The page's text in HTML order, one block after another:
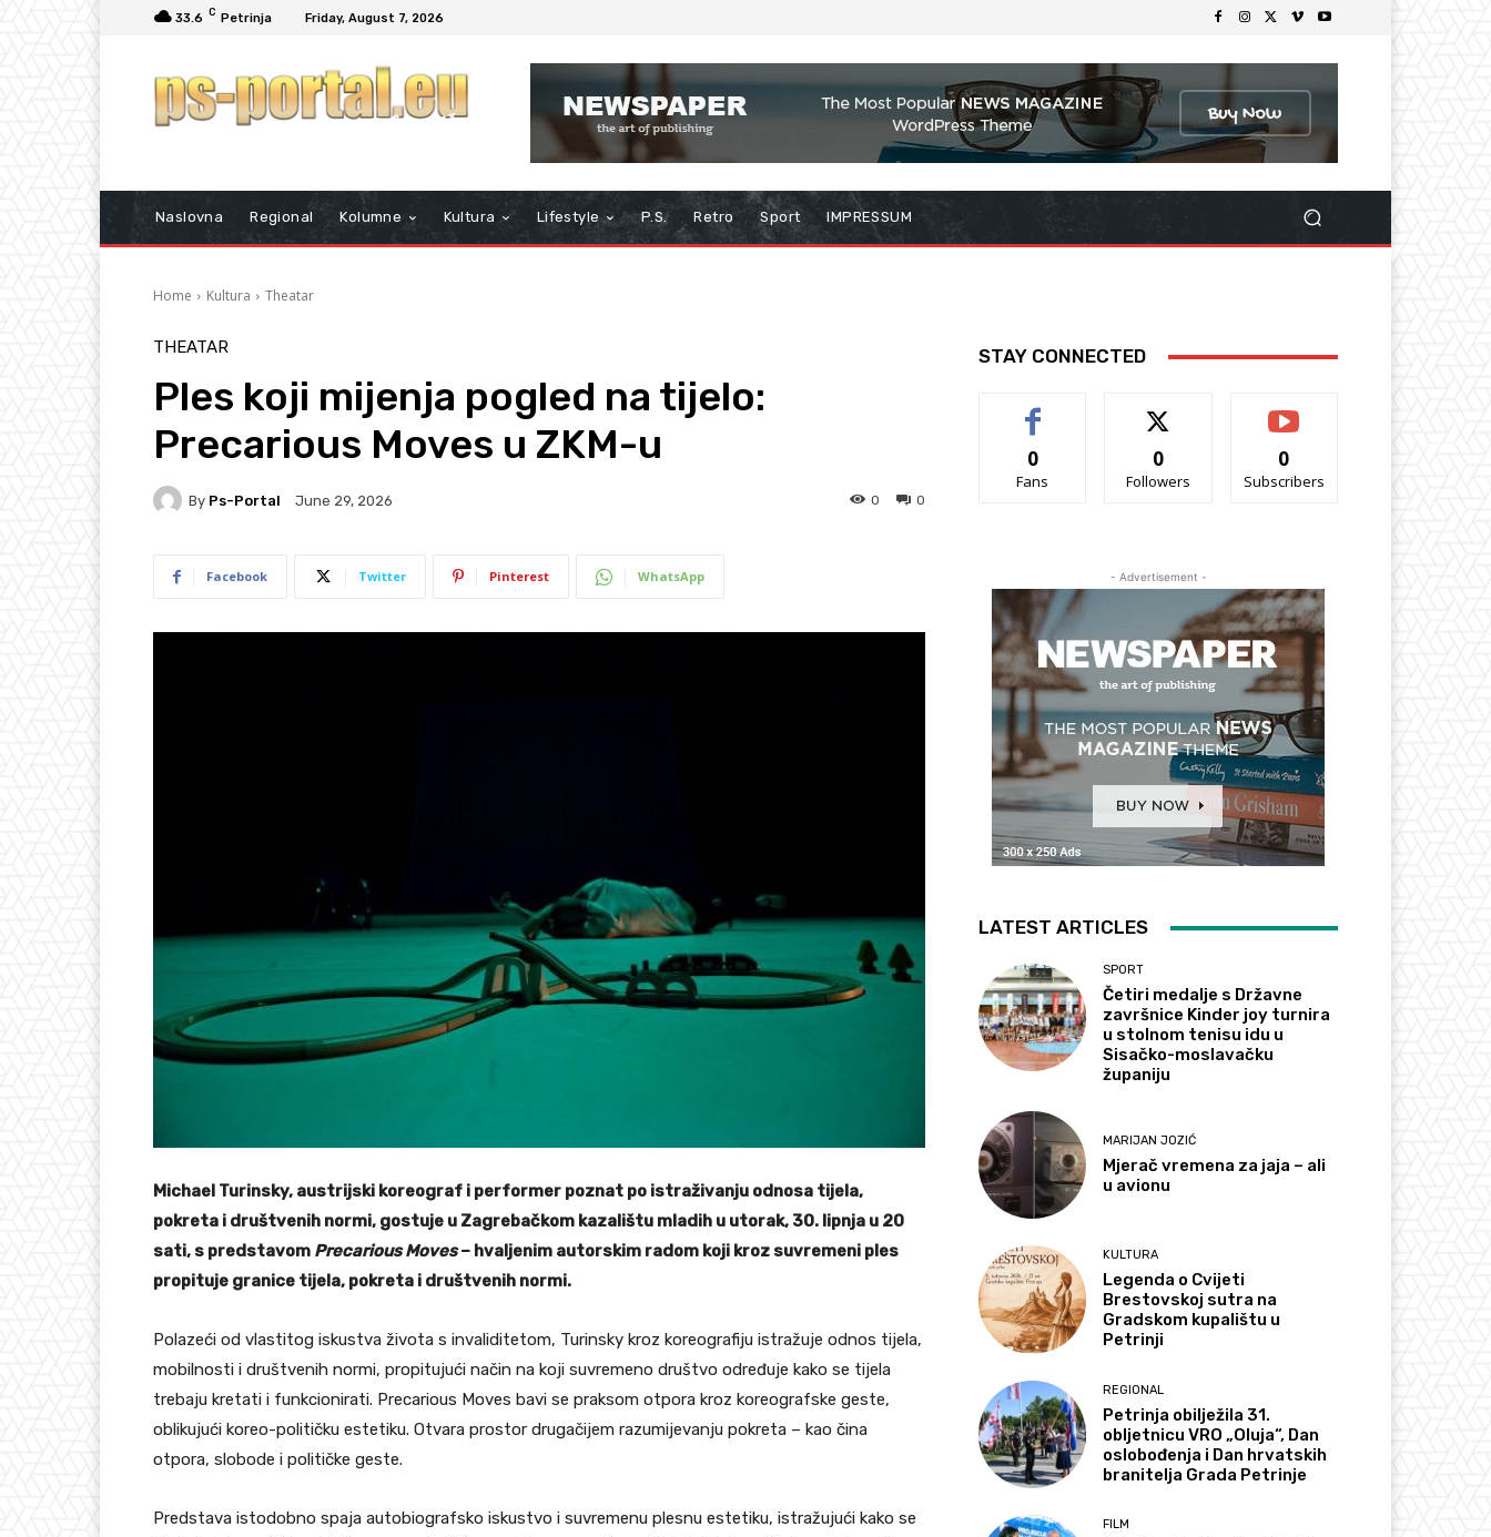
33.6 C Petrinja Friday, August 7, 2026
Naslovna Regional Kolumne Kultura Lifestyle P.S. Retro Sport IMPRESSUM
Home Kultura Theatar
THEATAR
Ples koji mijenja pogled na tijelo:
Precarious Moves u ZKM-u
By Ps-Portal June 29, 2026 0
0
Facebook Twitter Pinterest WhatsApp
Michael Turinsky, austrijski koreograf i performer poznat po istraživanju odnosa tijela,
pokreta i društvenih normi, gostuje u Zagrebačkom kazalištu mladih u utorak, 30. lipnja u 20
sati, s predstavom Precarious Moves– hvaljenim autorskim radom koji kroz suvremeni ples
propituje granice tijela, pokreta i društvenih normi.
Polazeći od vlastitog iskustva života s invaliditetom, Turinsky kroz koreografiju istražuje odnos tijela,
mobilnosti i društvenih normi, propitujući način na koji suvremeno društvo određuje kako se tijela
trebaju kretati i funkcionirati. Precarious Moves bavi se praksom otpora kroz koreografske geste,
oblikujući koreo-političku estetiku. Otvara prostor drugačijem razumijevanju pokreta – kao čina
otpora, slobode i političke geste.
Predstava istodobno spaja autobiografsko iskustvo i suvremenu plesnu estetiku, istražujući kako se
STAY CONNECTED
0
Fans
0
Followers
0
Subscribers
- Advertisement -
LATEST ARTICLES
SPORT
Četiri medalje s Državne
završnice Kinder joy turnira
u stolnom tenisu idu u
Sisačko-moslavačku
županiju
MARIJAN JOZIĆ
Mjerač vremena za jaja – ali
u avionu
KULTURA
Legenda o Cvijeti
Brestovskoj sutra na
Gradskom kupalištu u
Petrinji
REGIONAL
Petrinja obilježila 31.
obljetnicu VRO „Oluja“, Dan
oslobođenja i Dan hrvatskih
branitelja Grada Petrinje
FILM